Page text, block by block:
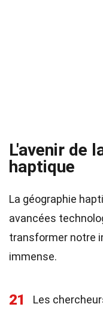
L'avenir de
haptique
La géographie
avancées
transformer notre
immense.
21
Les